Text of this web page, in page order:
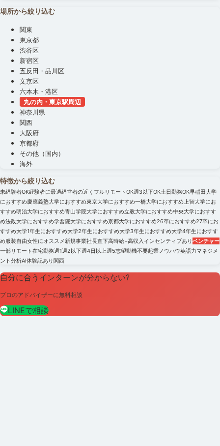
場所から絞り込む
関東
東京都
渋谷区
新宿区
五反田・品川区
文京区
六本木・港区
丸の内・東京駅周辺
神奈川県
関西
大阪府
京都府
その他（国内）
海外
特徴から絞り込む
未経験者OK経験者に最適経営者の近く フルリモートOK週3以下OK土日勤務OK早稲田大学
におすすめ慶應義塾大学におすすめ東京大学におすすめ一橋大学におすすめ上智大学にお
すすめ明治大学におすすめ青山学院大学におすすめ立教大学におすすめ中央大学におすす
め法政大学におすすめ学習院大学におすすめ京都大学におすすめ26卒におすすめ27卒にお
すすめ大学1年生におすすめ大学2年生におすすめ大学3年生におすすめ大学4年生におすす
め服装自由女性にオススメ新規事業社長直下高時給+高収入 インセンティブありベンチャー
一部リモート在宅勤務週1週2以下週4日以上週5志望動機不要起業ノウハウ英語力マネジメ
ント分析AI体験記あり関西
自分に合うインターンが分からない?
プロのアドバイザーに無料相談
LINEで相談